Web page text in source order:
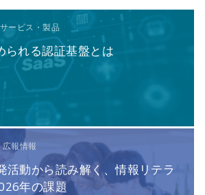
ビス・製品
られる認証基盤とは
報情報
活動から読み解く、情報リテラ
年の課題